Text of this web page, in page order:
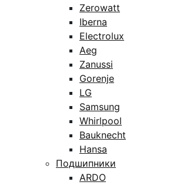
Zerowatt
Iberna
Electrolux
Aeg
Zanussi
Gorenje
LG
Samsung
Whirlpool
Bauknecht
Hansa
Подшипники
ARDO